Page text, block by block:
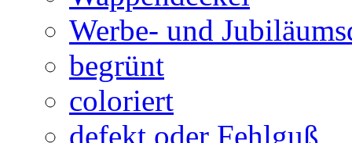
Werbe- und
begrünt
coloriert
defekt oder Fehlguß